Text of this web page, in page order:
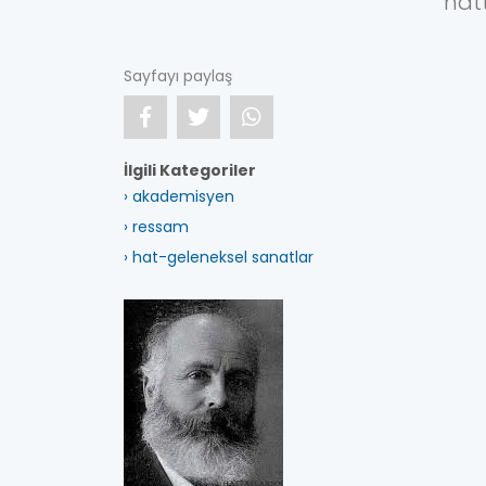
Sayfayı paylaş
İlgili Kategoriler
› akademisyen
› ressam
› hat-geleneksel sanatlar